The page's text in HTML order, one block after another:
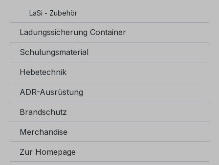
LaSi - Zubehör
Ladungssicherung Container
Schulungsmaterial
Hebetechnik
ADR-Ausrüstung
Brandschutz
Merchandise
Zur Homepage